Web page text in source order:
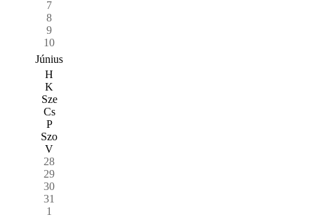
7
8
9
10
Június
H
K
Sze
Cs
P
Szo
V
28
29
30
31
1